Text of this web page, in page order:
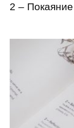
2 – Покаяние